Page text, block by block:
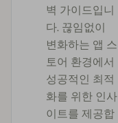
벽 가이드입니
다. 끊임없이
변화하는 앱 스
토어 환경에서
성공적인 최적
화를 위한 인사
이트를 제공합